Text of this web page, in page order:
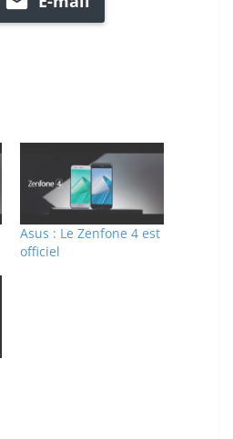
Asus : Le Zenfone 4 est
officiel